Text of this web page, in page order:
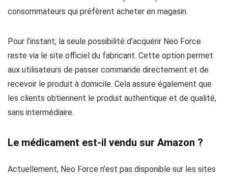
consommateurs qui préfèrent acheter en magasin.
Pour l’instant, la seule possibilité d’acquérir Neo Force
reste via le site officiel du fabricant. Cette option permet
aux utilisateurs de passer commande directement et de
recevoir le produit à domicile. Cela assure également que
les clients obtiennent le produit authentique et de qualité,
sans intermédiaire.
Le médicament est-il vendu sur Amazon ?
Actuellement, Neo Force n’est pas disponible sur les sites